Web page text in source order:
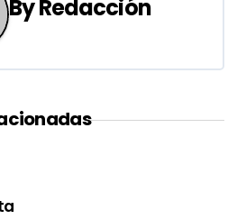
ByRedacción